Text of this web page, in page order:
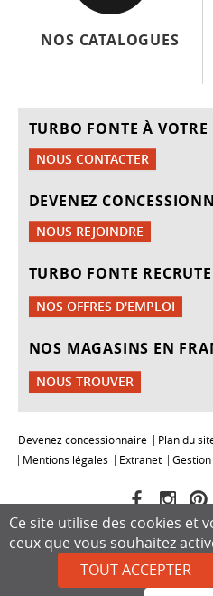
NOS CATALOGUES
TURBO FONTE À VOTRE
NOUS CONTACTER
DEVENEZ
NOUS REJOINDRE
TURBO FONTE RECRUTE
NOS OFFRES D'EMPLOI
NOS MAGASINS EN
NOUS TROUVER
Devenez concessionnaire Plan du
Mentions légales
Extranet
Ce site utilise des cookies et
ceux que vous souhaitez
TOUT ACCEPTER